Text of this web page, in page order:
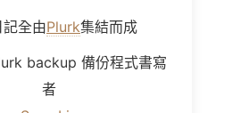
全由Plurk集結而成
backup 備份程式書寫
者